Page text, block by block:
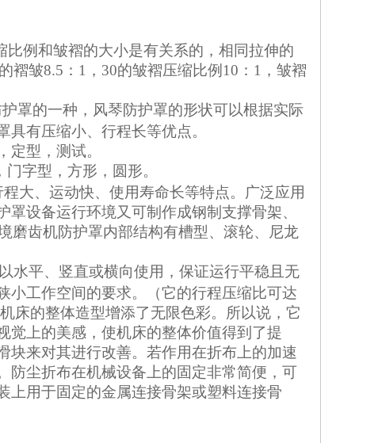
例和皱褶的大小是有关系的，相同拉伸的
褶皱8.5：1，30的皱褶压缩比例10：1，皱褶
罩的一种，风琴防护罩的形状可以根据实际
具有压缩小、行程长等优点。
定型，测试。
字型，方形，圆形。
大、运动快、使用寿命长等特点。广泛应用
罩设备运行环境又可制作成钢制支撑骨架、
磨齿机防护罩内部结构有槽型、滚轮、尼龙
水平、竖直或横向使用，保证运行平稳且无
小工作空间的要求。（它的行程压缩比可达
床的整体造型增添了无限色彩。所以说，它
觉上的美感，使机床的整体价值得到了提
块来对其进行改善。若作用在折布 上的加速
防尘折布在机械设备上的固定非常简便，可
上用于固定的金属连接骨架或塑料连接骨